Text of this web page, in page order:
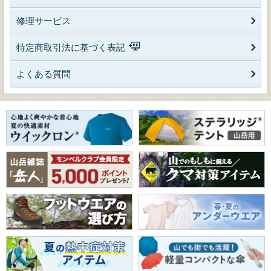
修理サービス
特定商取引法に基づく表記
よくある質問